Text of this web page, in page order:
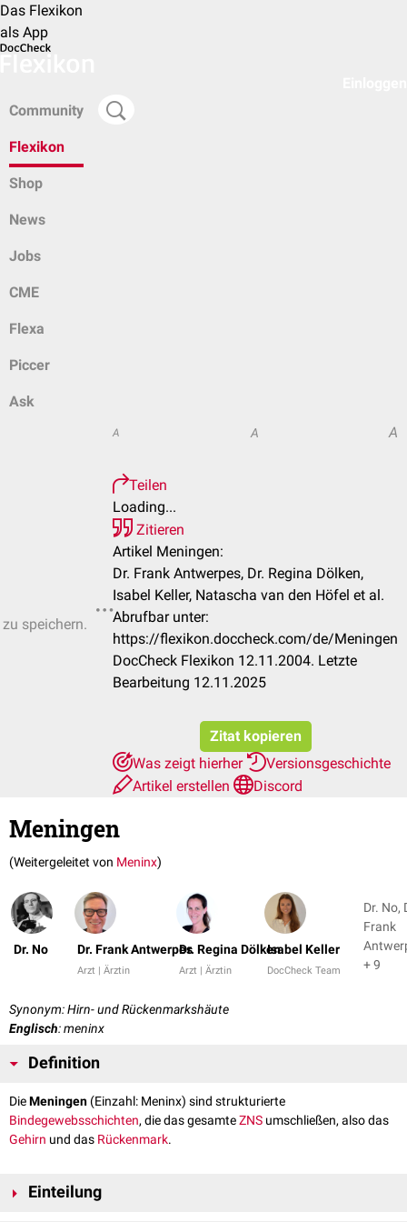
Das Flexikon
als App
Community
Flexikon
Shop
News
Jobs
CME
Flexa
Piccer
Ask
speichern.
A A A
Teilen
Loading...
Zitieren
Artikel Meningen:
Dr. Frank Antwerpes, Dr. Regina Dölken,
Isabel Keller, Natascha van den Höfel et al.
Abrufbar unter:
https://flexikon.doccheck.com/de/Meningen
DocCheck Flexikon 12.11.2004. Letzte
Bearbeitung 12.11.2025
Zitat kopieren
Was zeigt hierher
Versionsgeschichte
Artikel erstellen
Discord
Meningen
(Weitergeleitet von Meninx)
Dr. No Dr. Frank Antwerpes
Arzt | Ärztin
Dr. Regina Dölken
Arzt | Ärztin
Isabel Keller
DocCheck Team
Dr. No,
Frank
+ 9
Synonym: Hirn- und Rückenmarkshäute
Englisch: meninx
Definition
DieMeningen (Einzahl: Meninx) sind strukturierte
Bindegewebsschichten, die das gesamteZNS umschließen, also das
Gehirn und das Rückenmark.
Einteilung